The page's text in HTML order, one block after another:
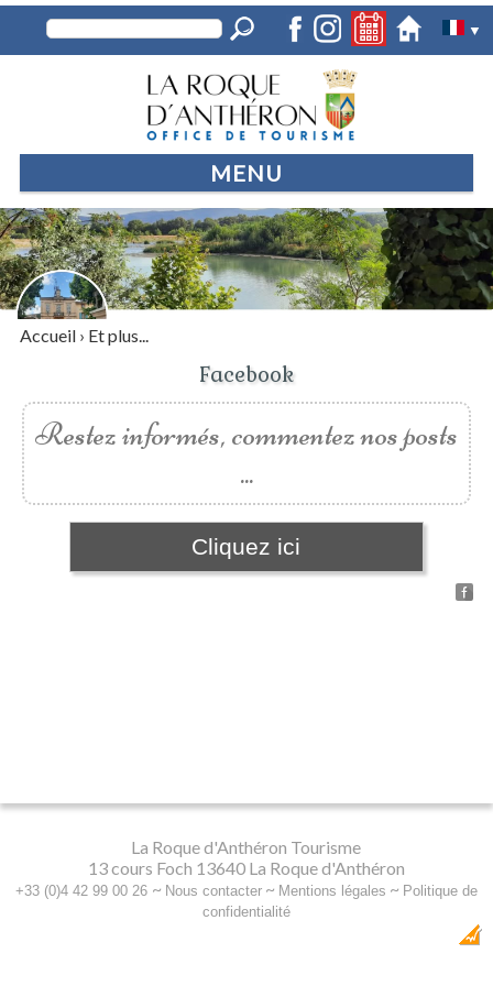
▼
MENU
Accueil› Et plus...
Facebook
Restez informés, commentez nos posts
...
Cliquez ici
La Roque d'Anthéron Tourisme
13 cours Foch 13640 La Roque d'Anthéron
+33 (0)4 42 99 00 26 ~ Nous contacter~ Mentions légales ~ Politique de
confidentialité